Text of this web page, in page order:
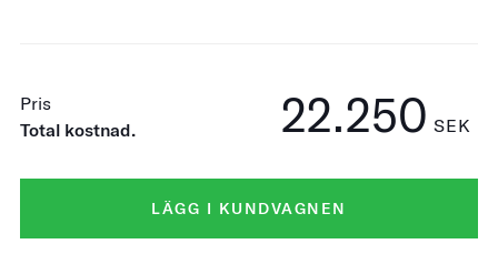
Pris
Total kostnad.
22.250 SEK
LÄGG I KUNDVAGNEN